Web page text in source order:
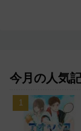
今月の人気